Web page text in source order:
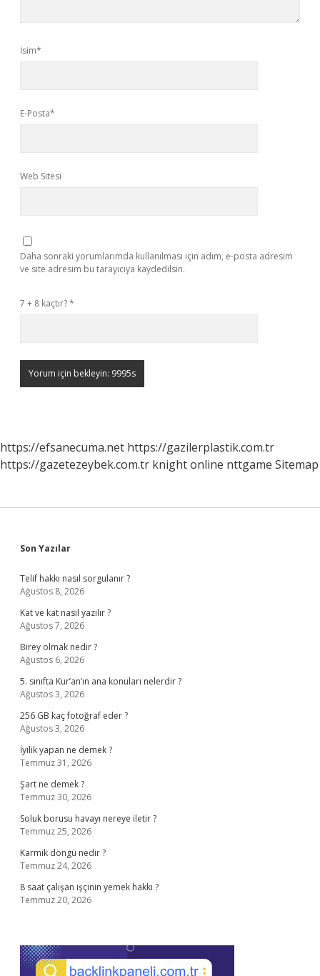
İsim*
E-Posta*
Web Sitesi
Daha sonraki yorumlarımda kullanılması için adım, e-posta adresim
ve site adresim bu tarayıcıya kaydedilsin.
7 + 8 kaçtır?*
https://efsanecuma.net https://gazilerplastik.com.tr
https://gazetezeybek.com.tr knight online nttgame Sitemap
Sidebar
Son Yazılar
Telif hakkı nasıl sorgulanır ?
Ağustos 8, 2026
Kat ve kat nasıl yazılır ?
Ağustos 7, 2026
Birey olmak nedir ?
Ağustos 6, 2026
5. sınıfta Kur’an’ın ana konuları nelerdir ?
Ağustos 3, 2026
256 GB kaç fotoğraf eder ?
Ağustos 3, 2026
İyilik yapan ne demek ?
Temmuz 31, 2026
Şart ne demek ?
Temmuz 30, 2026
Soluk borusu havayı nereye iletir ?
Temmuz 25, 2026
Karmik döngü nedir ?
Temmuz 24, 2026
8 saat çalışan işçinin yemek hakkı ?
Temmuz 20, 2026